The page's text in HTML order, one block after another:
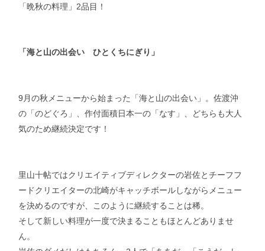
「晩秋の料理」2品目！
「海と山の出会い ひとくちにぎり」
9月の秋メニューから始まった「海と山の出会い」。佐渡沖
の「のどぐろ」、作付面積日本一の「なす」、どちらも大人
気のため継続決定です！
里山十帖ではクリエイティブディレクターの岩佐とチーフフ
ードクリエイターの北崎がキャッチボールしながらメニュー
を決めるのですが、このように継続することは稀。
そして新しい料理が一度で決まることもほとんどありませ
ん。